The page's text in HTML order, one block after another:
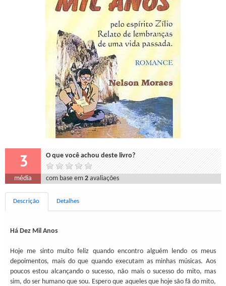
3 O que você achou deste livro?
média com base em2 avaliações
Descrição Detalhes
Há Dez Mil Anos
Hoje me sinto muito feliz quando encontro alguém lendo os meus
depoimentos, mais do que quando executam as minhas músicas. Aos
poucos estou alcançando o sucesso, não mais o sucesso do mito, mas
sim, do ser humano que sou. Espero que aqueles que hoje são fã do mito,